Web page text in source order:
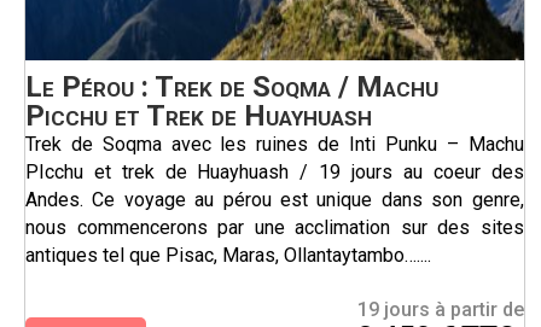
Le Pérou : Trek de Soqma / Machu
Picchu et Trek de Huayhuash
Trek de Soqma avec les ruines de Inti Punku – Machu
PIcchu et trek de Huayhuash / 19 jours au coeur des
Andes. Ce voyage au pérou est unique dans son genre,
nous commencerons par une acclimation sur des sites
antiques tel que Pisac, Maras, Ollantaytambo…....
19 jours à partir de